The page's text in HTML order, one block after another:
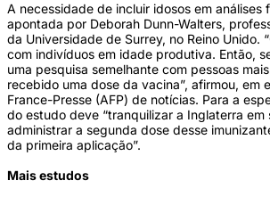
A necessidade de incluir idosos em análises
apontada por Deborah Dunn-Walters,
da Universidade de Surrey, no Reino Unido.
com indivíduos em idade produtiva. Então,
uma pesquisa semelhante com pessoas
recebido uma dose da vacina”, afirmou, em
France-Presse (AFP) de notícias. Para a
do estudo deve “tranquilizar a Inglaterra em
administrar a segunda dose desse
da primeira aplicação”.
Mais estudos